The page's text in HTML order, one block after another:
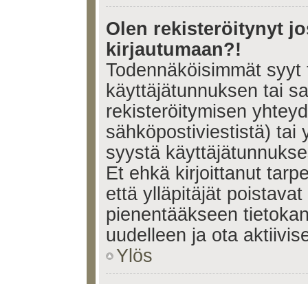
Olen rekisteröitynyt
kirjautumaan?!
Todennäköisimmät
käyttäjätunnuksen tai
rekisteröitymisen
sähköpostiviestistä) tai
syystä
Et ehkä kirjoittanut
että ylläpitäjät
pienentääkseen
uudelleen ja ota
Ylös